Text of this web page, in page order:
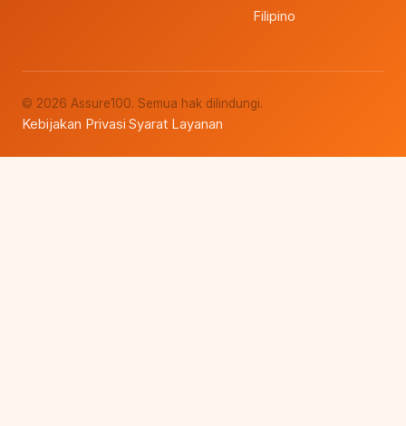
Filipino
© 2026 Assure100. Semua hak dilindungi.
Kebijakan Privasi·Syarat Layanan